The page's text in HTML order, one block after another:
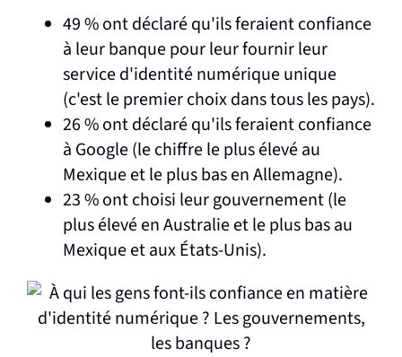
49 % ont déclaré qu'ils feraient confiance
à leur banque pour leur fournir leur
service d'identité numérique unique
(c'est le premier choix dans tous les pays).
26 % ont déclaré qu'ils feraient confiance
à Google (le chiffre le plus élevé au
Mexique et le plus bas en Allemagne).
23 % ont choisi leur gouvernement (le
plus élevé en Australie et le plus bas au
Mexique et aux États-Unis).